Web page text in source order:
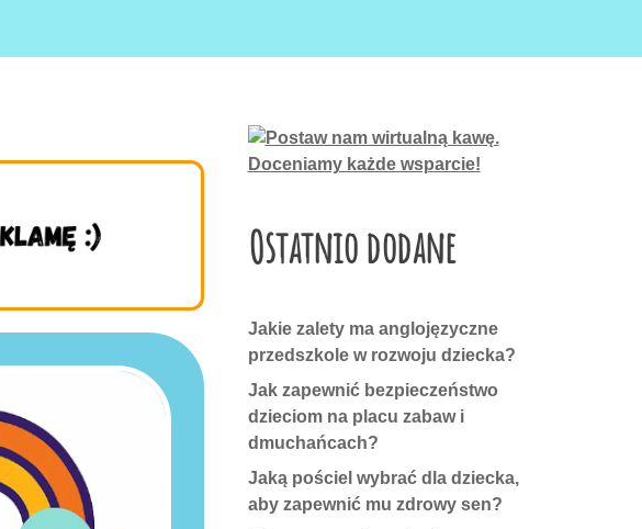
Ostatnio dodane
Jakie zalety ma anglojęzyczne
przedszkole w rozwoju dziecka?
Jak zapewnić bezpieczeństwo
dzieciom na placu zabaw i
dmuchańcach?
Jaką pościel wybrać dla dziecka,
aby zapewnić mu zdrowy sen?